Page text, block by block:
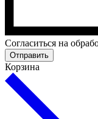
Cогласиться на
Отправить
Корзина